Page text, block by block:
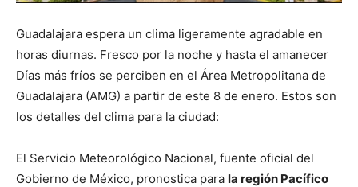
Guadalajara espera un clima ligeramente agradable en
horas diurnas. Fresco por la noche y hasta el amanecer
Días más fríos se perciben en el Área Metropolitana de
Guadalajara (AMG) a partir de este 8 de enero. Estos son
los detalles del clima para la ciudad:
El Servicio Meteorológico Nacional, fuente oficial del
Gobierno de México, pronostica para la región Pacífico